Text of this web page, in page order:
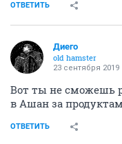
ОТВЕТИТЬ
Диего
old hamster
23 сентября 2019
Вот ты не сможешь
в Ашан за
ОТВЕТИТЬ